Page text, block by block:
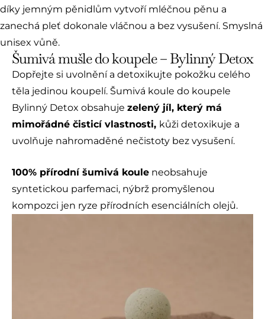
díky jemným pěnidlům vytvoří mléčnou pěnu a
zanechá pleť dokonale vláčnou a bez vysušení. Smyslná
unisex vůně.
Šumivá mušle do koupele – Bylinný Detox
Dopřejte si uvolnění a detoxikujte pokožku celého
těla jedinou koupelí. Šumivá koule do koupele
Bylinný Detox obsahuje zelený jíl, který má
mimořádné čisticí vlastnosti, kůži detoxikuje a
uvolňuje nahromaděné nečistoty bez vysušení.
100% přírodní šumivá koule neobsahuje
syntetickou parfemaci, nýbrž promyšlenou
kompozci jen ryze přírodních esenciálních olejů.